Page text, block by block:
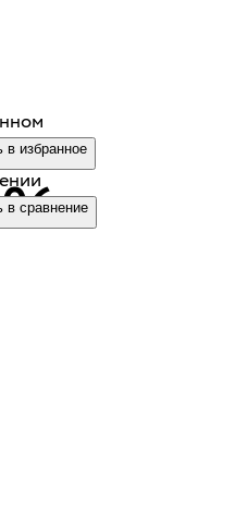
в избранное
в сравнение